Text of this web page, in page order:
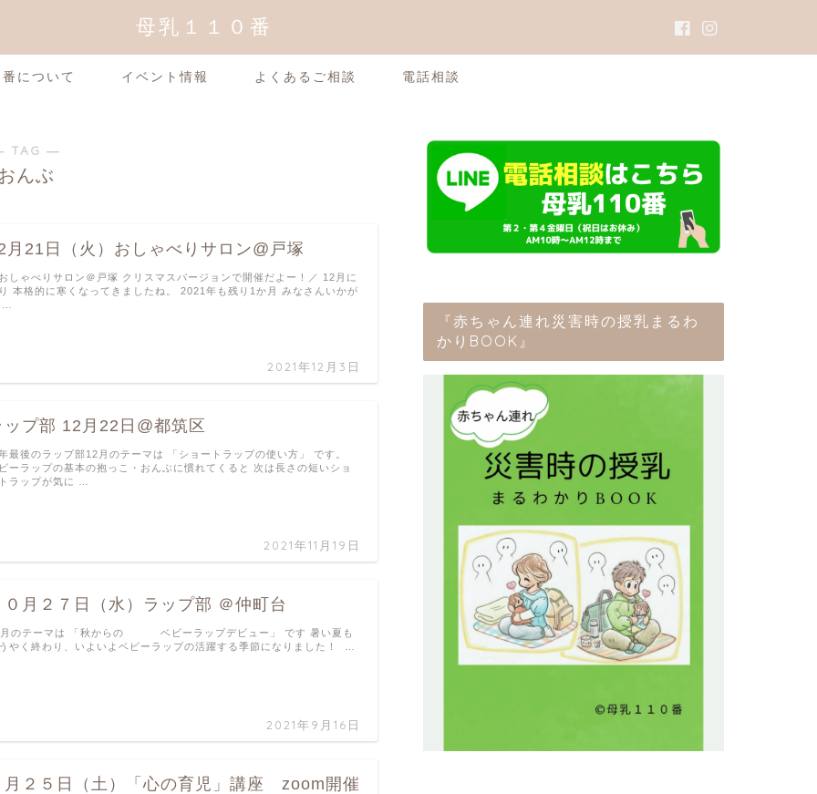
母乳１１０番
について イベント情報 よくあるご相談 電話相談
TAG ―
んぶ
月21日（火）おしゃべりサロン@戸塚
2021年12月3日
しゃべりサロン＠戸塚 クリスマスバージョンで開催だよー！／ 12月に
本格的に寒くなってきましたね。 2021年も残り1か月 みなさんいかが
ップ部 12月22日@都筑区
2021年11月19日
最後のラップ部12月のテーマは 「ショートラップの使い方」 です。
ーラップの基本の抱っこ・おんぶに慣れてくると 次は長さの短いショ
ラップが気に …
０月２７日（水）ラップ部 ＠仲町台
2021年9月16日
のテーマは 「秋からの ベビーラップデビュー」 です 暑い夏も
やく終わり、いよいよベビーラップの活躍する季節になりました！ …
月２５日（土）「心の育児」講座 zoom開催
『赤ちゃん連れ災害時の授乳まるわ
かりBOOK』